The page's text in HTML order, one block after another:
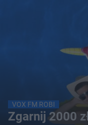
VOX FM ROBI
Zgarnij 2000